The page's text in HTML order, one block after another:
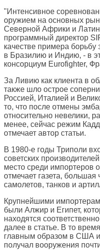
"Интенсивное
оружием на основных
Северной Африки и
программный директор
качестве примера борьбу
в Бразилию и Индию, - в
консорциум Eurofighter,
За Ливию как клиента в
также шло острое
Россией, Италией и
то, что после отмены
относительно невелики,
менее, сейчас режим
отмечает автор статьи.
В 1980-е годы Триполи
советских
место среди импортеров
отмечает газета, большая
самолетов, танков и
Крупнейшими
были Алжир и Египет,
находятся
далее в статье. В то
главным образом в США
получал вооружения